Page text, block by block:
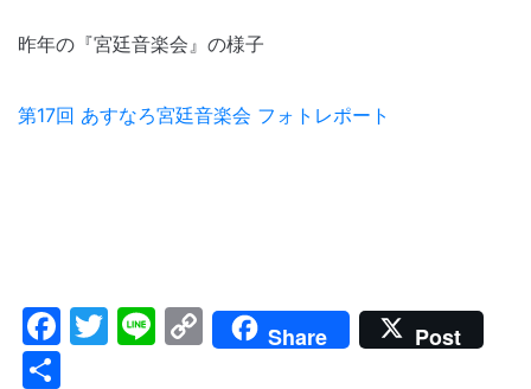
昨年の『宮廷音楽会』の様子
第17回 あすなろ宮廷音楽会 フォトレポート
Facebook
Twitter
LineCopy
Link
Share Post